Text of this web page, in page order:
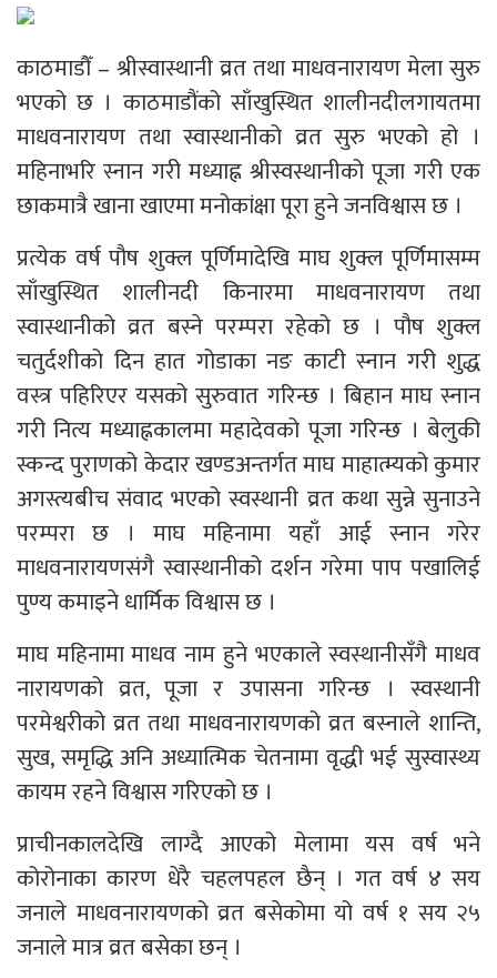
काठमाडौँ – श्रीस्वास्थानी व्रत तथा माधवनारायण मेला सुरु
भएको छ । काठमाडौंको साँखुस्थित शालीनदीलगायतमा
माधवनारायण तथा स्वास्थानीको व्रत सुरु भएको हो ।
महिनाभरि स्नान गरी मध्याह्न श्रीस्वस्थानीको पूजा गरी एक
छाकमात्रै खाना खाएमा मनोकांक्षा पूरा हुने जनविश्वास छ ।
प्रत्येक वर्ष पौष शुक्ल पूर्णिमादेखि माघ शुक्ल पूर्णिमासम्म
साँखुस्थित शालीनदी किनारमा माधवनारायण तथा
स्वास्थानीको व्रत बस्ने परम्परा रहेको छ । पौष शुक्ल
चतुर्दशीको दिन हात गोडाका नङ काटी स्नान गरी शुद्ध
वस्त्र पहिरिएर यसको सुरुवात गरिन्छ । बिहान माघ स्नान
गरी नित्य मध्याह्नकालमा महादेवको पूजा गरिन्छ । बेलुकी
स्कन्द पुराणको केदार खण्डअन्तर्गत माघ माहात्म्यको कुमार
अगस्त्यबीच संवाद भएको स्वस्थानी व्रत कथा सुन्ने सुनाउने
परम्परा छ । माघ महिनामा यहाँ आई स्नान गरेर
माधवनारायणसंगै स्वास्थानीको दर्शन गरेमा पाप पखालिई
पुण्य कमाइने धार्मिक विश्वास छ ।
माघ महिनामा माधव नाम हुने भएकाले स्वस्थानीसँगै माधव
नारायणको व्रत, पूजा र उपासना गरिन्छ । स्वस्थानी
परमेश्वरीको व्रत तथा माधवनारायणको व्रत बस्नाले शान्ति,
सुख, समृद्धि अनि अध्यात्मिक चेतनामा वृद्धी भई सुस्वास्थ्य
कायम रहने विश्वास गरिएको छ ।
प्राचीनकालदेखि लाग्दै आएको मेलामा यस वर्ष भने
कोरोनाका कारण धेरै चहलपहल छैन् । गत वर्ष ४ सय
जनाले माधवनारायणको व्रत बसेकोमा यो वर्ष १ सय २५
जनाले मात्र व्रत बसेका छन् ।